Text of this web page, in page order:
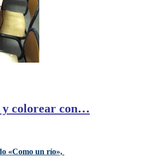
colorear con…
«Como un río»,